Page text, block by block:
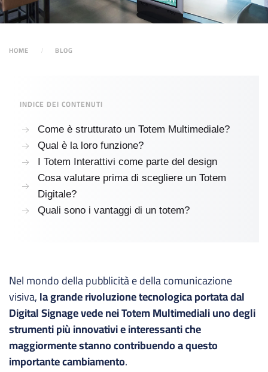
HOME BLOG
INDICE DEI CONTENUTI
Come è strutturato un Totem Multimediale?
Qual è la loro funzione?
I Totem Interattivi come parte del design
Cosa valutare prima di scegliere un Totem
Digitale?
Quali sono i vantaggi di un totem?
Nel mondo della pubblicità e della comunicazione
visiva,la grande rivoluzione tecnologica portata dal
Digital Signage vede nei Totem Multimediali uno degli
strumenti più innovativi e interessanti che
maggiormente stanno contribuendo a questo
importante cambiamento.